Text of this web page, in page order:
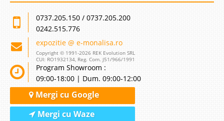
0737.205.150 / 0737.205.200
0242.515.776
expozitie @ e-monalisa.ro
Copyright © 1991-2026 REK Evolution SRL
CUI: RO1932134, Reg. Com. J51/966/1991
Program Showroom :
09:00-18:00 | Dum. 09:00-12:00
Mergi cu Google
Mergi cu Waze